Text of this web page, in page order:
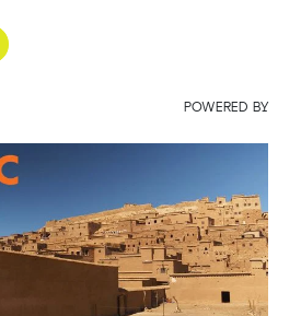
POWERED BY
et surprenante sur